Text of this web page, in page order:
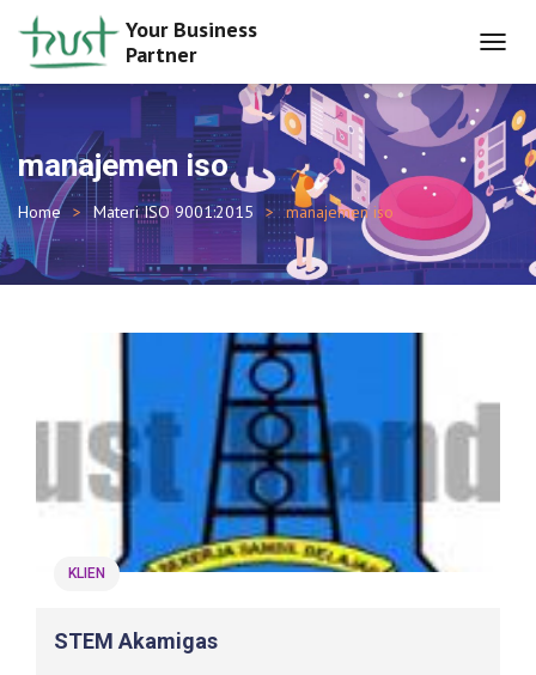
Your Business
Partner
manajemen iso
Home Materi ISO 9001:2015 manajemen iso
KLIEN
STEM Akamigas